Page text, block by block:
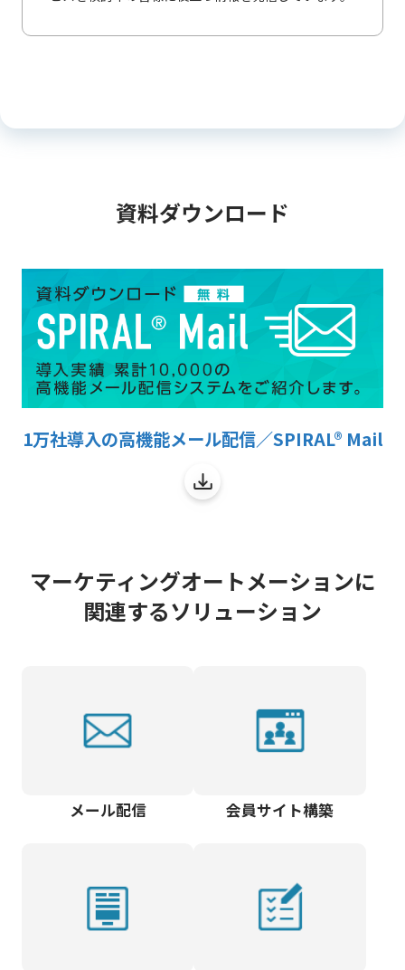
資料ダウンロード
1万社導入の高機能メール配信／SPIRAL® Mail
マーケティングオートメーションに
関連するソリューション
メール配信 会員サイト構築